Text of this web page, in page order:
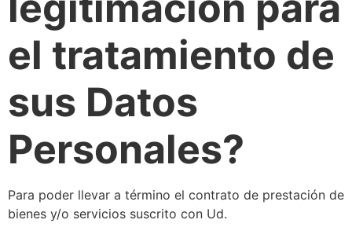
el tratamiento de
sus Datos
Personales?
Para poder llevar a término el contrato de prestación de
bienes y/o servicios suscrito con Ud.